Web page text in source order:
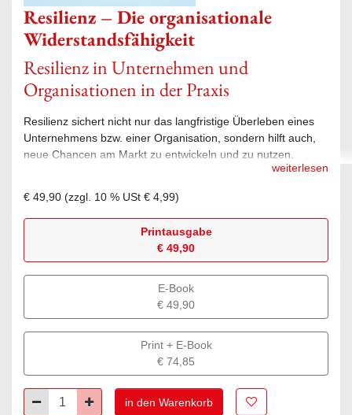
Resilienz – Die organisationale
Widerstandsfähigkeit
Resilienz in Unternehmen und
Organisationen in der Praxis
Resilienz sichert nicht nur das langfristige Überleben eines
Unternehmens bzw. einer Organisation, sondern hilft auch,
neue Chancen am Markt zu entwickeln und zu nutzen.
Umsetzung der organisationalen Resilienz veranschaulicht.
Mit einem Vorwort von DI Dr. techn. Nikolas Popper
weiterlesen
€ 49,90 (zzgl. 10 % USt € 4,99)
Printausgabe
€ 49,90
E-Book
€ 49,90
Print + E-Book
€ 74,85
Minus Plus in den Warenkorb Zur Merkliste